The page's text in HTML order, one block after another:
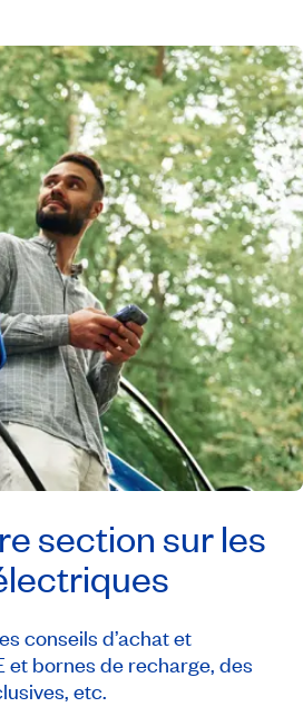
section sur les
conseils d’achat et
et bornes de recharge, des
etc.